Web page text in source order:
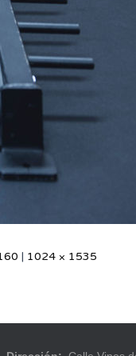
| 1024 × 1535